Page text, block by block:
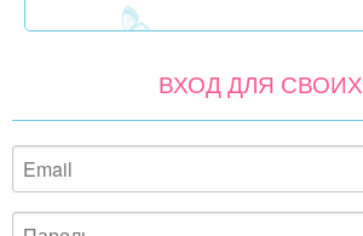
ВХОД ДЛЯ СВОИХ